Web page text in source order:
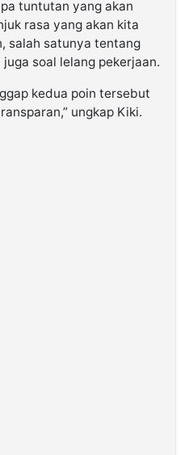
tuntutan yang akan
rasa yang akan kita
salah satunya tentang
soal lelang pekerjaan.
kedua poin tersebut
ungkap Kiki.